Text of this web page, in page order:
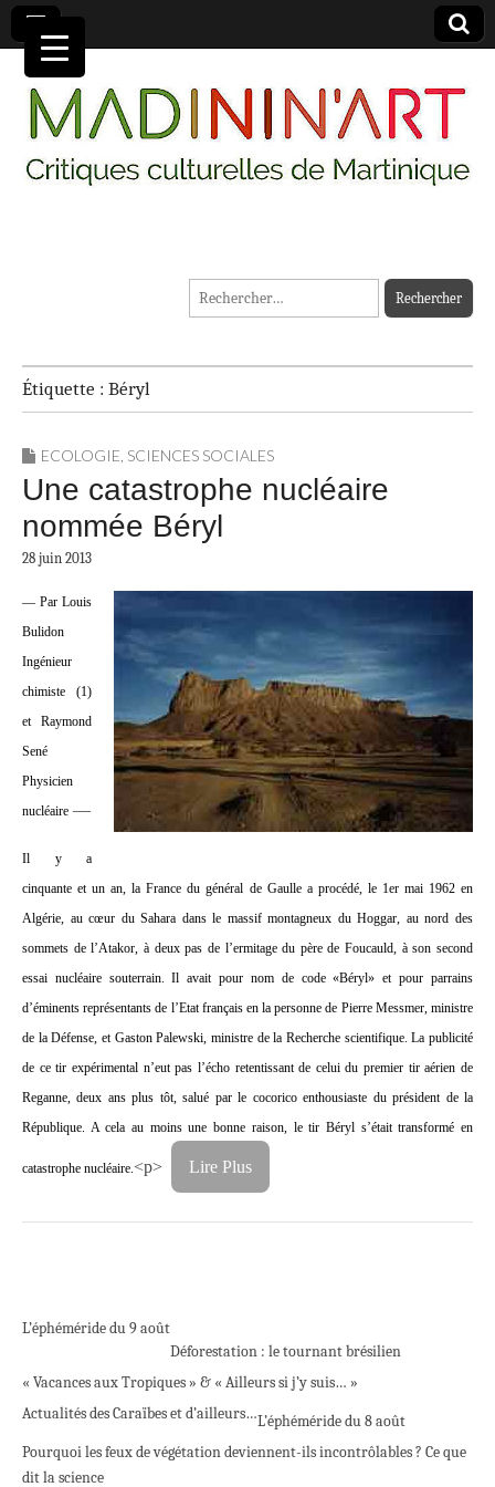
MADININ'ART
Rechercher :
Étiquette : Béryl
ECOLOGIE, SCIENCES SOCIALES
Une catastrophe nucléaire
nommée Béryl
28 juin 2013
— Par Louis
Bulidon
Ingénieur
chimiste (1)
et Raymond
Sené
Physicien
nucléaire —
Il y a
cinquante et un an, la France du général de Gaulle a procédé, le 1er mai 1962 en
Algérie, au cœur du Sahara dans le massif montagneux du Hoggar, au nord des
sommets de l’Atakor, à deux pas de l’ermitage du père de Foucauld, à son second
essai nucléaire souterrain. Il avait pour nom de code «Béryl» et pour parrains
d’éminents représentants de l’Etat français en la personne de Pierre Messmer, ministre
de la Défense, et Gaston Palewski, ministre de la Recherche scientifique. La publicité
de ce tir expérimental n’eut pas l’écho retentissant de celui du premier tir aérien de
Reganne, deux ans plus tôt, salué par le cocorico enthousiaste du président de la
République. A cela au moins une bonne raison, le tir Béryl s’était transformé en
catastrophe nucléaire.<p> Lire Plus
L’éphéméride du 9 août
Déforestation : le tournant brésilien
« Vacances aux Tropiques » & « Ailleurs si j’y suis… »
Actualités des Caraïbes et d’ailleurs…L’éphéméride du 8 août
Pourquoi les feux de végétation deviennent-ils incontrôlables ? Ce que
dit la science